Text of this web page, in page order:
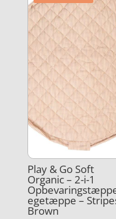
Play & Go Soft
Organic – 2-i-1
egetæppe –
Brown